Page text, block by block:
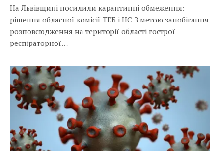
На Львівщині посилили карантинні обмеження:
рішення обласної комісії ТЕБ і НС З метою запобігання
розповсюдження на території області гострої
респіраторної…